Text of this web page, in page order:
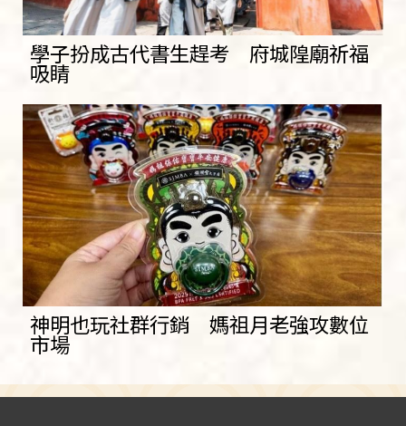
學子扮成古代書生趕考 府城隍廟祈福
吸睛
神明也玩社群行銷 媽祖月老強攻數位
市場